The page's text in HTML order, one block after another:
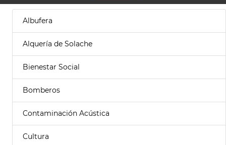
Albufera
Alquería de Solache
Bienestar Social
Bomberos
Contaminación Acústica
Cultura